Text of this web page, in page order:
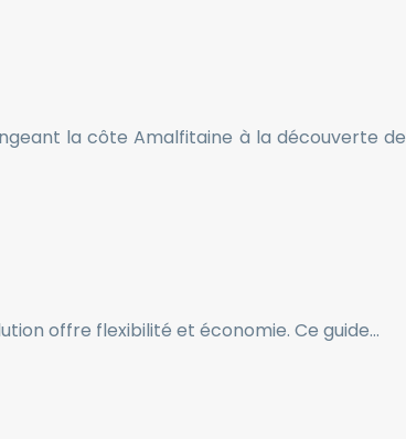
la côte Amalfitaine à la découverte de
offre flexibilité et économie. Ce guide…